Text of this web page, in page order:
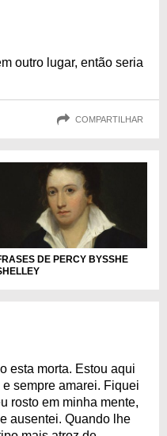
outro lugar, então seria
COMPARTILHAR
DE PERCY BYSSHE
esta morta. Estou aqui
sempre amarei. Fiquei
rosto em minha mente,
ausentei. Quando lhe